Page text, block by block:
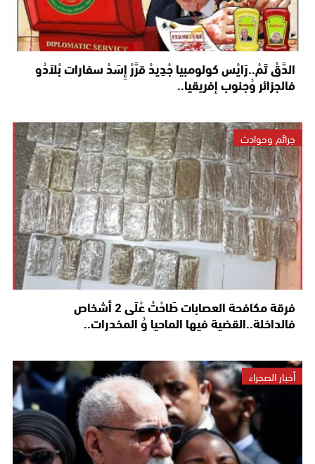
الدَّقْ تَمْ..رَايْس كولومبيا جْدِيدْ قرَّرْ إِسَدْ سفارات بْلاَدُو
فالجزائر وُجنوب إفريقيا..
جرائم وحوادث
فرقة مكافحة العصابات طَاحْتْ عْلَى 2 أشخاص
فالداخلة..القضية فيها الماحيا وُ المخدرات..
أخبار الصحراء